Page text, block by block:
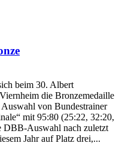
beim 30. Albert
die Bronzemedaille
Auswahl von Bundestrainer
mit 95:80 (25:22, 32:20,
DBB-Auswahl nach zuletzt
Jahr auf Platz drei,...